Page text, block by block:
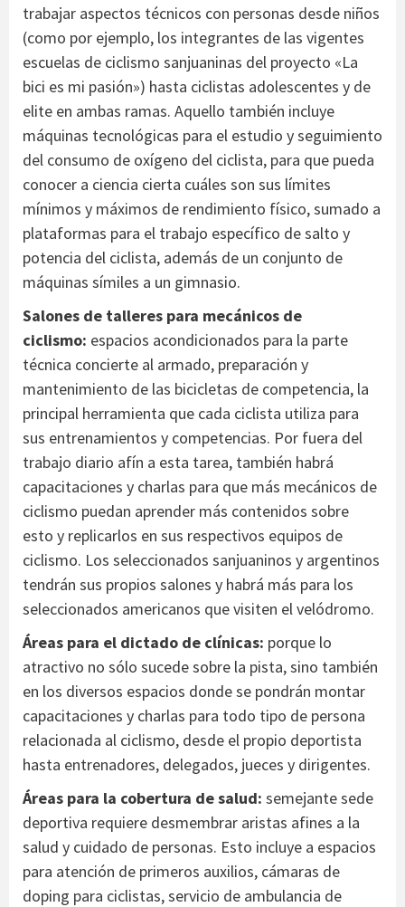
trabajar aspectos técnicos con personas desde niños
(como por ejemplo, los integrantes de las vigentes
escuelas de ciclismo sanjuaninas del proyecto «La
bici es mi pasión») hasta ciclistas adolescentes y de
elite en ambas ramas. Aquello también incluye
máquinas tecnológicas para el estudio y seguimiento
del consumo de oxígeno del ciclista, para que pueda
conocer a ciencia cierta cuáles son sus límites
mínimos y máximos de rendimiento físico, sumado a
plataformas para el trabajo específico de salto y
potencia del ciclista, además de un conjunto de
máquinas símiles a un gimnasio.
Salones de talleres para mecánicos de
ciclismo: espacios acondicionados para la parte
técnica concierte al armado, preparación y
mantenimiento de las bicicletas de competencia, la
principal herramienta que cada ciclista utiliza para
sus entrenamientos y competencias. Por fuera del
trabajo diario afín a esta tarea, también habrá
capacitaciones y charlas para que más mecánicos de
ciclismo puedan aprender más contenidos sobre
esto y replicarlos en sus respectivos equipos de
ciclismo. Los seleccionados sanjuaninos y argentinos
tendrán sus propios salones y habrá más para los
seleccionados americanos que visiten el velódromo.
Áreas para el dictado de clínicas: porque lo
atractivo no sólo sucede sobre la pista, sino también
en los diversos espacios donde se pondrán montar
capacitaciones y charlas para todo tipo de persona
relacionada al ciclismo, desde el propio deportista
hasta entrenadores, delegados, jueces y dirigentes.
Áreas para la cobertura de salud: semejante sede
deportiva requiere desmembrar aristas afines a la
salud y cuidado de personas. Esto incluye a espacios
para atención de primeros auxilios, cámaras de
doping para ciclistas, servicio de ambulancia de